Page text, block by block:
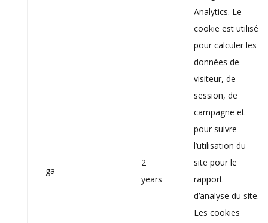
_ga
2
years
Analytics. Le
cookie est utilisé
pour calculer les
données de
visiteur, de
session, de
campagne et
pour suivre
l’utilisation du
site pour le
rapport
d’analyse du site.
Les cookies